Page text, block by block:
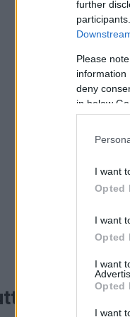
further
Please
information
deny
in below
I want
Opted
I want
Opted
I want
Opted
I want
i gusti